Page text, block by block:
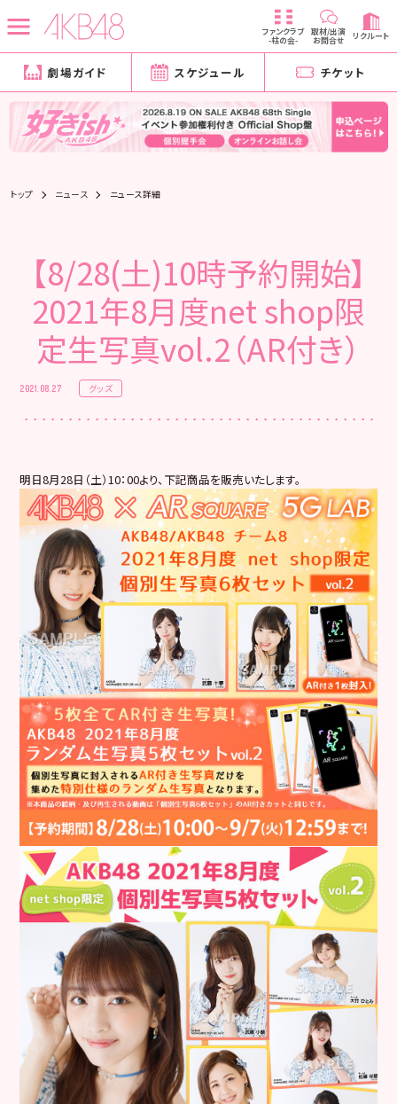
ファンクラブ
-柱の会-
取材/出演
お問合せ リクルート
劇場ガイド スケジュール チケット
トップ ニュース ニュース詳細
【8/28(土)10時予約開始】
2021年8月度net shop限
定生写真vol.2（AR付き）
2021.08.27 グッズ
明日8月28日（土）10：00より、下記商品を販売いたします。